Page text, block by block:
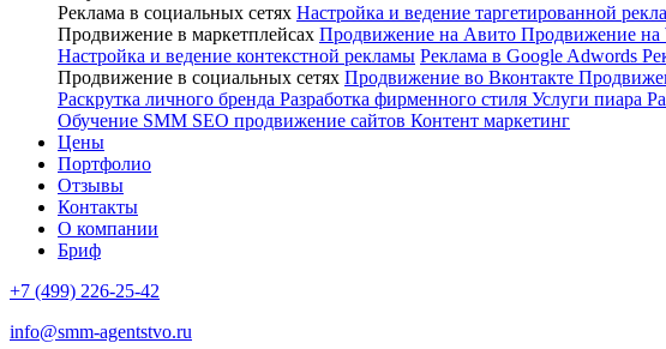
Реклама в социальных сетях Настройка и ведение таргетированной
Продвижение в маркетплейсах Продвижение на Авито Продвижение на
Настройка и ведение контекстной рекламы Реклама в Google Adwords
Продвижение в социальных сетях Продвижение во Вконтакте
Раскрутка личного бренда Разработка фирменного стиля Услуги пиара
Обучение SMM SEO продвижение сайтов Контент маркетинг
Цены
Портфолио
Отзывы
Контакты
О компании
Бриф
+7 (499) 226-25-42
info@smm-agentstvo.ru